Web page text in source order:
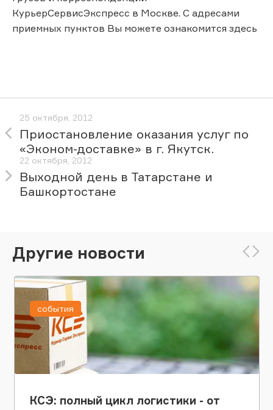
КурьерСервисЭкспресс в Москве. С адресами
приемных пунктов Вы можете ознакомится здесь
25 октября, 2012
Приостановление оказания услуг по
«Эконом-доставке» в г. Якутск.
22 октября, 2012
Выходной день в Татарстане и
Башкортостане
Другие новости
КСЭ: полный цикл логистики - от
события